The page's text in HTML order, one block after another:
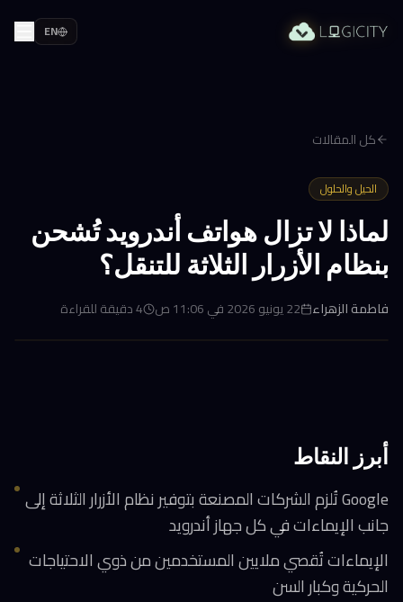
EN
كل المقالات
الحيل والحلول
لماذا لا تزال هواتف أندرويد تُشحن
بنظام الأزرار الثلاثة للتنقل؟
فاطمة الزهراء 22 يونيو 2026 في 11:06 ص 4دقيقة للقراءة
أبرز النقاط
Google تُلزم الشركات المصنعة بتوفير نظام الأزرار الثلاثة إلى
جانب الإيماءات في كل جهاز أندرويد
الإيماءات تُقصي ملايين المستخدمين من ذوي الاحتياجات
الحركية وكبار السن